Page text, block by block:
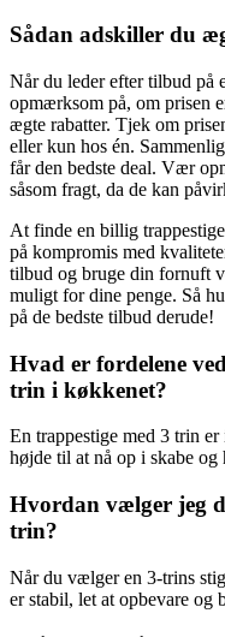
Sådan adskiller du
Når du leder efter tilbud på
opmærksom på, om prisen
ægte rabatter. Tjek om
eller kun hos én.
får den bedste deal. Vær
såsom fragt, da de kan
At finde en billig
på kompromis med
tilbud og bruge din fornuft
muligt for dine penge. Så
på de bedste tilbud derude!
Hvad er fordelene
trin i køkkenet?
En trappestige med 3 trin
højde til at nå op i skabe
Hvordan vælger jeg
trin?
Når du vælger en 3-trins
er stabil, let at opbevare og